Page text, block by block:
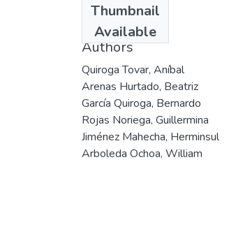
Thumbnail
Available
1996
Authors
Quiroga Tovar, Aníbal
Arenas Hurtado, Beatriz
García Quiroga, Bernardo
Rojas Noriega, Guillermina
Jiménez Mahecha, Herminsul
Arboleda Ochoa, William